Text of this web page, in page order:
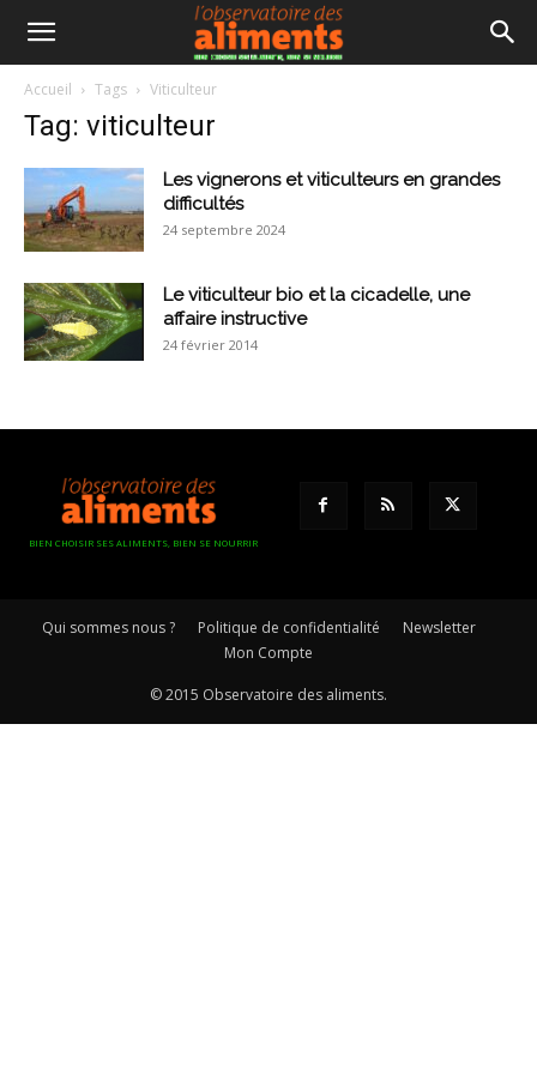
Accueil Tags Viticulteur
Tag: viticulteur
Les vignerons et viticulteurs en grandes
difficultés
24 septembre 2024
Le viticulteur bio et la cicadelle, une
affaire instructive
24 février 2014
BIEN CHOISIR SES ALIMENTS, BIEN SE NOURRIR
Qui sommes nous ? Politique de confidentialité
Newsletter
Mon Compte
© 2015 Observatoire des aliments.